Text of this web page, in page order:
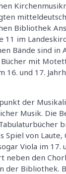
Bibliothek
11 im
Bände sind in
mit
16. und 17.
der
Musik. Die
Spiel von Laute,
Viola im 17.
neben den
der Bibliothek.